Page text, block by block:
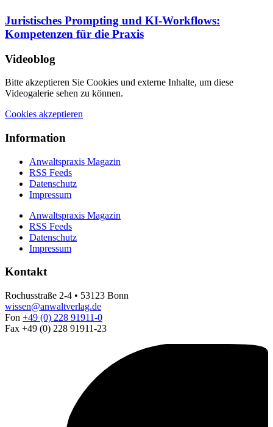
Juristisches Prompting und KI-Workflows:
Kompetenzen für die Praxis
Videoblog
Bitte akzeptieren Sie Cookies und externe Inhalte, um diese
Videogalerie sehen zu können.
Cookies akzeptieren
Information
Anwaltspraxis Magazin
RSS Feeds
Datenschutz
Impressum
Anwaltspraxis Magazin
RSS Feeds
Datenschutz
Impressum
Kontakt
Rochusstraße 2-4 • 53123 Bonn
wissen@anwaltverlag.de
Fon +49 (0) 228 91911-0
Fax +49 (0) 228 91911-23